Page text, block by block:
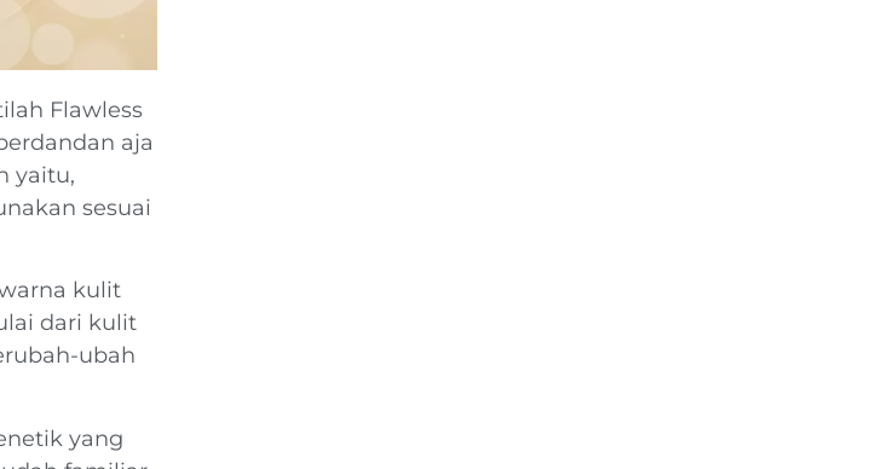
Flawless
aja
yaitu,
sesuai
kulit
dari kulit
ubah
yang